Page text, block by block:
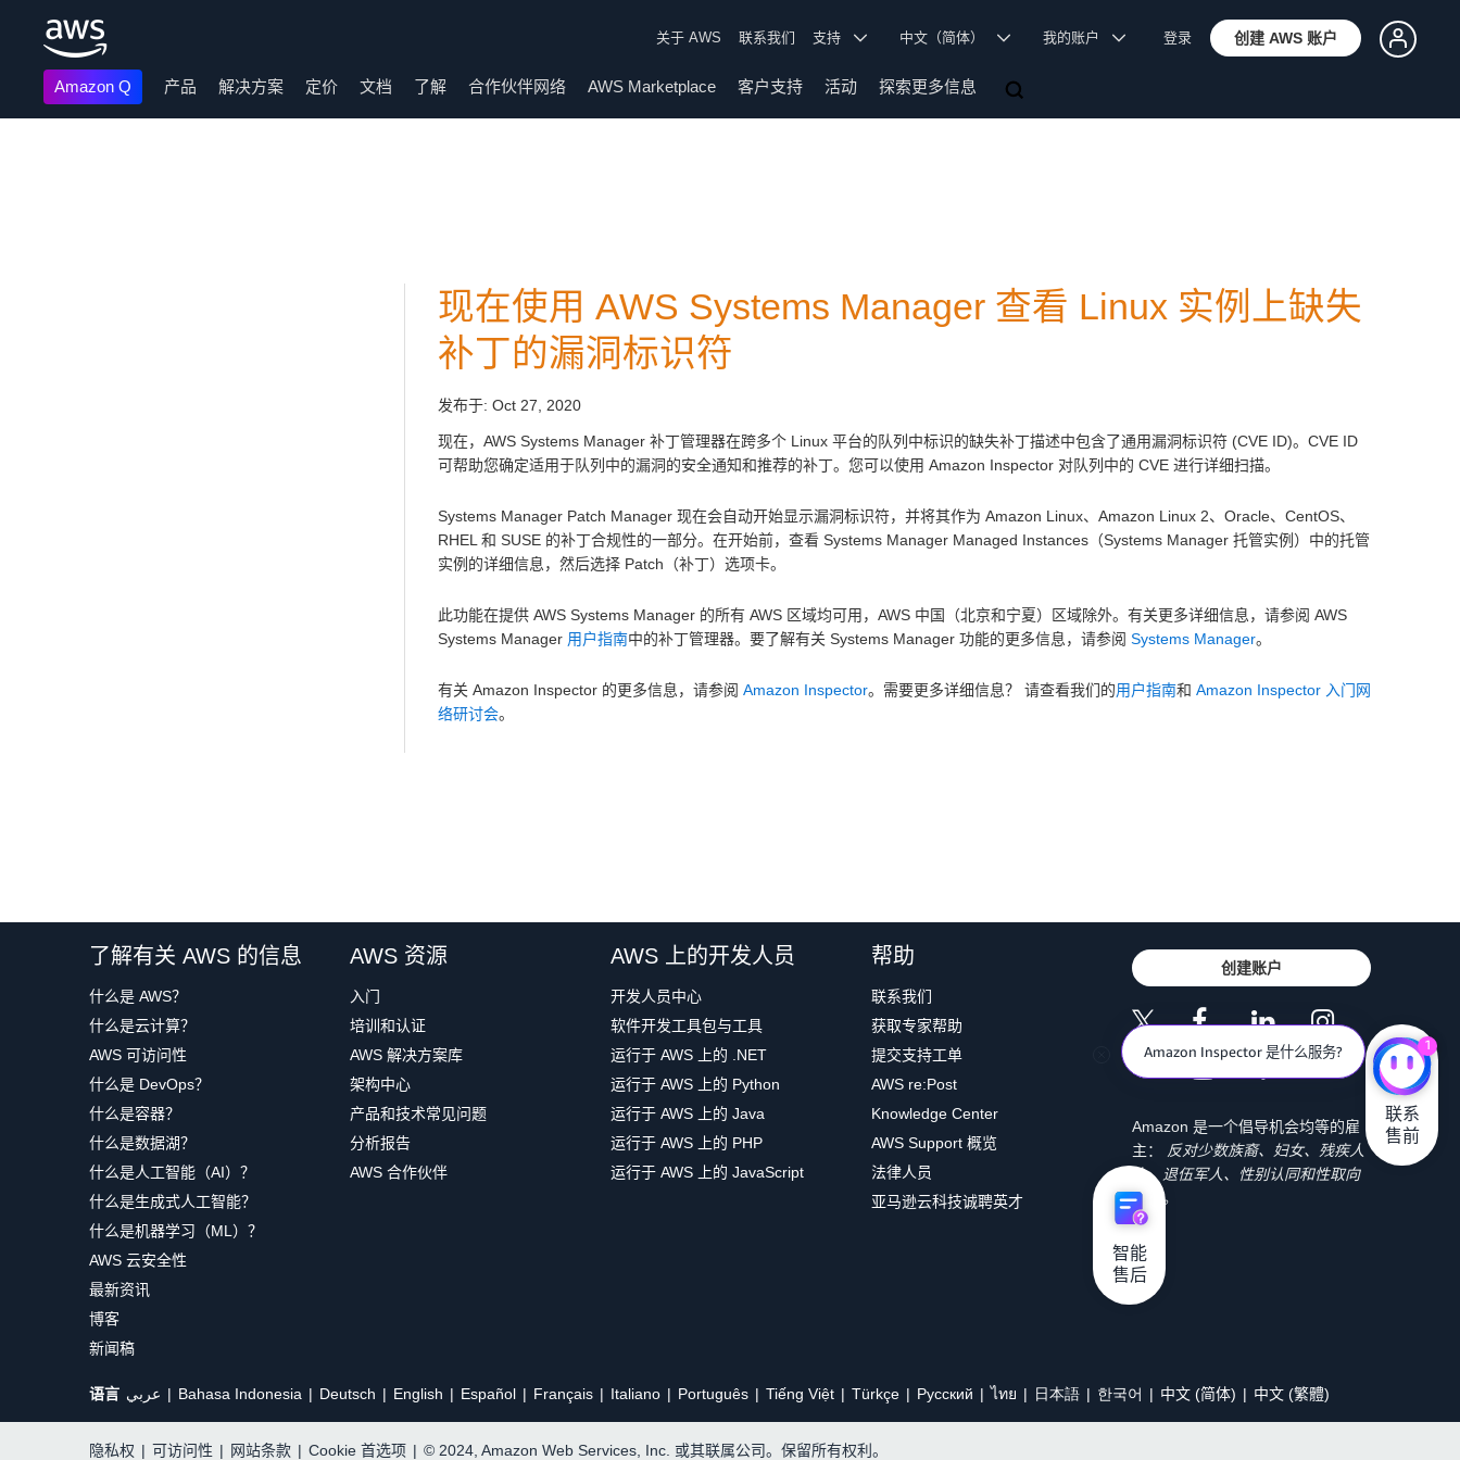
关于 AWS 联系我们 支持 中文（简体） 我的账户 登录 创建 AWS 账户
Amazon Q 产品 解决方案 定价 文档 了解 合作伙伴网络 AWS Marketplace 客户支持 活动 探索更多信息
现在使用 AWS Systems Manager 查看 Linux 实例上缺失
补丁的漏洞标识符
发布于: Oct 27, 2020
现在，AWS Systems Manager 补丁管理器在跨多个 Linux 平台的队列中标识的缺失补丁描述中包含了通用漏洞标识符 (CVE ID)。CVE ID
可帮助您确定适用于队列中的漏洞的安全通知和推荐的补丁。您可以使用 Amazon Inspector 对队列中的 CVE 进行详细扫描。
Systems Manager Patch Manager 现在会自动开始显示漏洞标识符，并将其作为 Amazon Linux、Amazon Linux 2、Oracle、CentOS、
RHEL 和 SUSE 的补丁合规性的一部分。在开始前，查看 Systems Manager Managed Instances（Systems Manager 托管实例）中的托管
实例的详细信息，然后选择 Patch（补丁）选项卡。
此功能在提供 AWS Systems Manager 的所有 AWS 区域均可用，AWS 中国（北京和宁夏）区域除外。有关更多详细信息，请参阅 AWS
Systems Manager 用户指南中的补丁管理器。要了解有关 Systems Manager 功能的更多信息，请参阅 Systems Manager。
有关 Amazon Inspector 的更多信息，请参阅 Amazon Inspector。需要更多详细信息？ 请查看我们的用户指南和 Amazon Inspector 入门网
络研讨会。
了解有关 AWS 的信息
什么是 AWS？
什么是云计算？
AWS 可访问性
什么是 DevOps？
什么是容器？
什么是数据湖？
什么是人工智能（AI）？
什么是生成式人工智能？
什么是机器学习（ML）？
AWS 云安全性
最新资讯
博客
新闻稿
AWS 资源
入门
培训和认证
AWS 解决方案库
架构中心
产品和技术常见问题
分析报告
AWS 合作伙伴
AWS 上的开发人员
开发人员中心
软件开发工具包与工具
运行于 AWS 上的 .NET
运行于 AWS 上的 Python
运行于 AWS 上的 Java
运行于 AWS 上的 PHP
运行于 AWS 上的 JavaScript
帮助
联系我们
获取专家帮助
提交支持工单
AWS re:Post
Knowledge Center
AWS Support 概览
法律人员
亚马逊云科技诚聘英才
创建账户
Amazon 是一个倡导机会均等的雇
主：
反对少数族裔、妇女、残疾人
士、退伍军人、性别认同和性取向
歧视。
语言 عربي Bahasa Indonesia Deutsch English Español Français Italiano Português Tiếng Việt Türkçe Ρусский ไทย 日本語 한국어 中文 (简体) 中文 (繁體)
隐私权 | 可访问性 | 网站条款 | Cookie 首选项 | © 2024, Amazon Web Services, Inc. 或其联属公司。保留所有权利。
Amazon Inspector 是什么服务? 1
联系
售前
智能
售后